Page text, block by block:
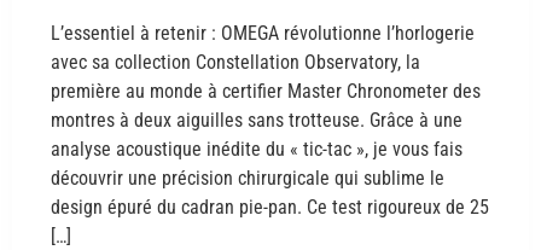
L’essentiel à retenir : OMEGA révolutionne l’horlogerie
avec sa collection Constellation Observatory, la
première au monde à certifier Master Chronometer des
montres à deux aiguilles sans trotteuse. Grâce à une
analyse acoustique inédite du « tic-tac », je vous fais
découvrir une précision chirurgicale qui sublime le
design épuré du cadran pie-pan. Ce test rigoureux de 25
[…]